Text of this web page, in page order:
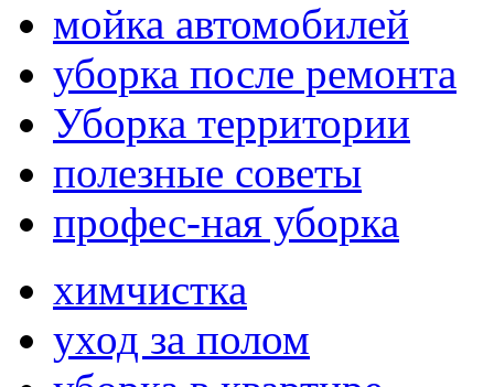
мойка автомобилей
уборка после ремонта
Уборка территории
полезные советы
профес-ная уборка
химчистка
уход за полом